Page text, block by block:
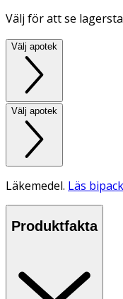
Välj för att se
Välj apotek
Välj apotek
Läkemedel. Läs
Produktfakta